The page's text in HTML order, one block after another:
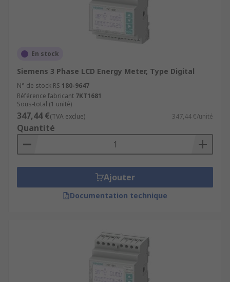
En stock
Siemens 3 Phase LCD Energy Meter, Type Digital
N° de stock RS 180-9647
Référence fabricant 7KT1681
Sous-total (1 unité)
347,44 €(TVA exclue) 347,44 €/unité
Quantité
Ajouter
Documentation technique